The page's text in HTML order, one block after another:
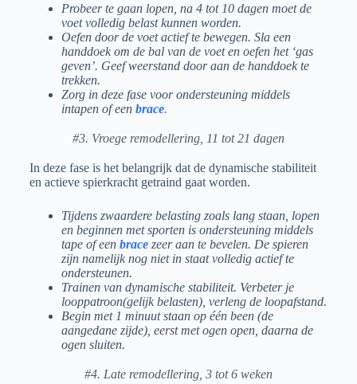
Probeer te gaan lopen, na 4 tot 10 dagen moet de
voet volledig belast kunnen worden.
Oefen door de voet actief te bewegen. Sla een
handdoek om de bal van de voet en oefen het ‘gas
geven’. Geef weerstand door aan de handdoek te
trekken.
Zorg in deze fase voor ondersteuning middels
intapen of een brace.
#3. Vroege remodellering, 11 tot 21 dagen
In deze fase is het belangrijk dat de dynamische stabiliteit
en actieve spierkracht getraind gaat worden.
Tijdens zwaardere belasting zoals lang staan, lopen
en beginnen met sporten is ondersteuning middels
tape of een brace zeer aan te bevelen. De spieren
zijn namelijk nog niet in staat volledig actief te
ondersteunen.
Trainen van dynamische stabiliteit. Verbeter je
looppatroon(gelijk belasten), verleng de loopafstand.
Begin met 1 minuut staan op één been (de
aangedane zijde), eerst met ogen open, daarna de
ogen sluiten.
#4. Late remodellering, 3 tot 6 weken